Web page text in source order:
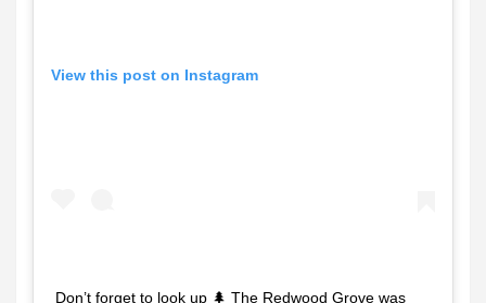
View this post on Instagram
Don’t forget to look up 🌲 The Redwood Grove was